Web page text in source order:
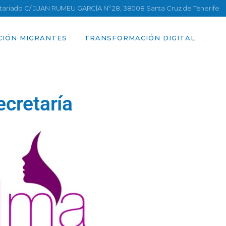
C/ JUAN RUMEU GARCÍA Nº 28, 38008 Santa Cruz de Tenerife
MIGRANTES TRANSFORMACIÓN DIGITAL